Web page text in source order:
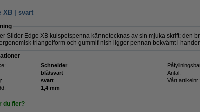
XB | svart
Slider Edge XB kulspetspenna kännetecknas av sin mjuka skrift; den
triangelform och gummifinish ligger pennan bekvämt i
Schneider
blå/svart Antal:
svart Vårt artikelnr:
1,4 mm
du fler?